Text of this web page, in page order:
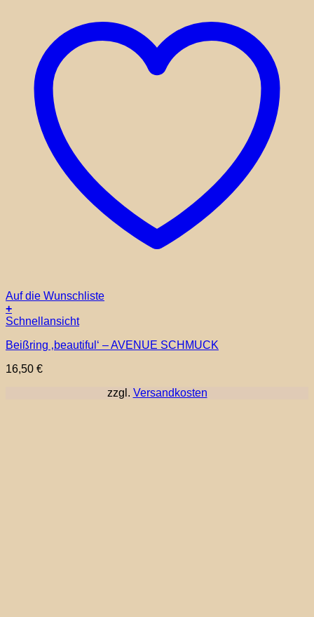
Auf die Wunschliste
+
Schnellansicht
Beißring ‚beautiful‘ – AVENUE SCHMUCK
16,50 €
zzgl. Versandkosten